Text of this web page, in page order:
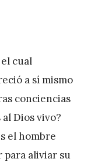
cual
a sí mismo
conciencias
Dios vivo?
el hombre
aliviar su